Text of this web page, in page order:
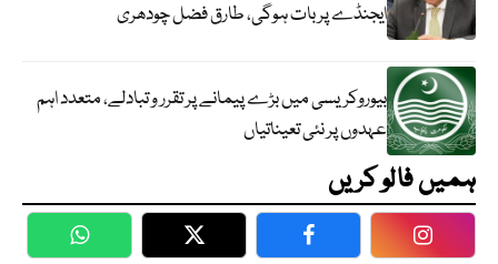
ایجنڈے پر بات ہوگی، طارق فضل چودھری
بیوروکریسی میں بڑے پیمانے پر تقرر و تبادلے، متعدد اہم
عہدوں پر نئی تعیناتیاں
ہمیں فالو کریں
WhatsApp Twitter Facebook